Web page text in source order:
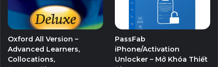
Oxford All Version –
Advanced Learners,
Collocations,
PassFab
iPhone/Activation
Unlocker – Mở Khóa Thiết